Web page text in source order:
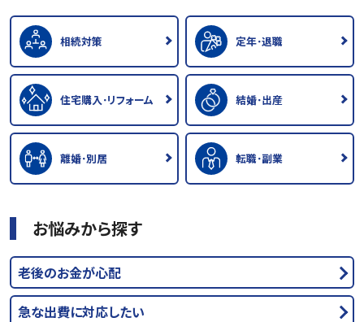
相続対策 定年･退職
住宅購入･リフォーム 結婚･出産
離婚･別居 転職･副業
お悩みから探す
老後のお金が心配
急な出費に対応したい